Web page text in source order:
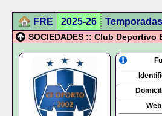
FRE 2025-26 Temporadas
SOCIEDADES :: Club Deportivo